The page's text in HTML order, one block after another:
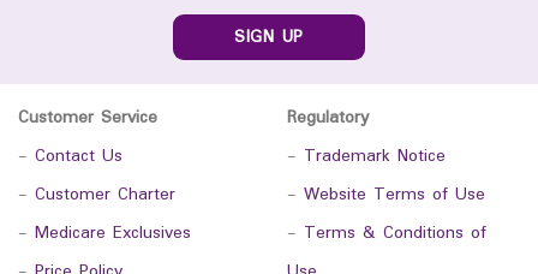
SIGN UP
Customer Service
- Contact Us
- Customer Charter
- Medicare Exclusives
Regulatory
- Trademark Notice
- Website Terms of Use
- Terms & Conditions of